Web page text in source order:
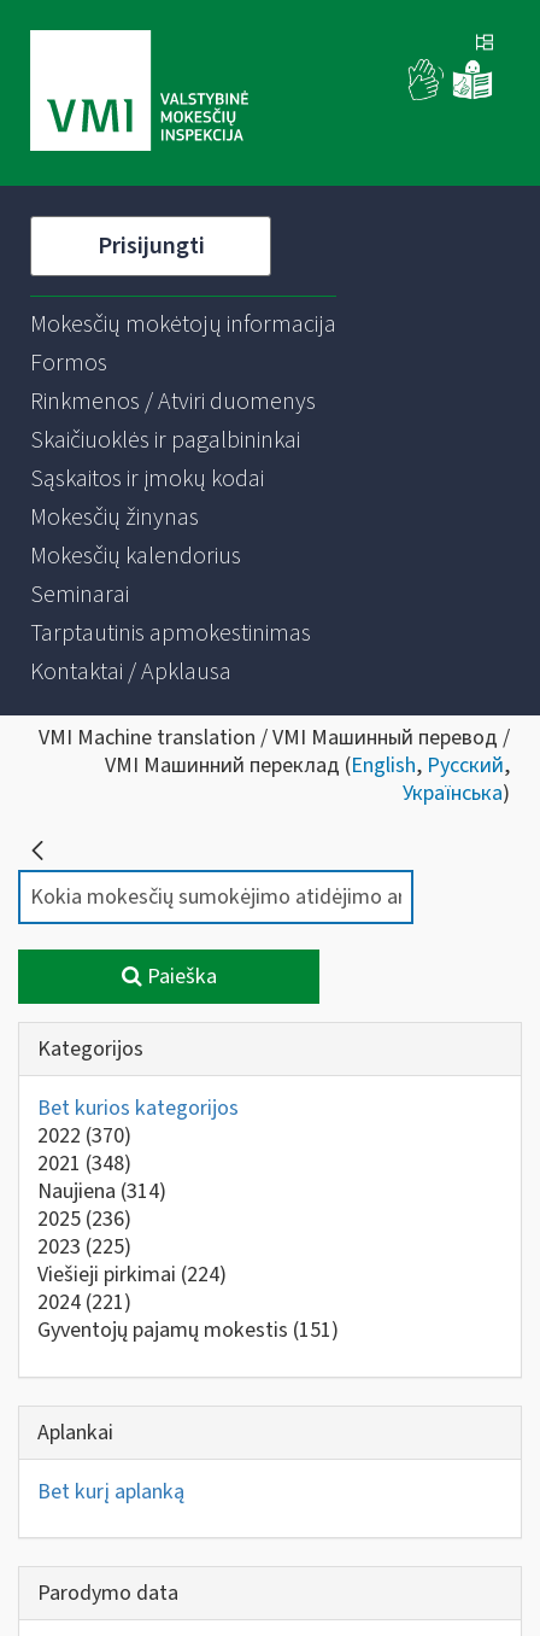
Prisijungti
Mokesčių mokėtojų informacija
Formos
Rinkmenos / Atviri duomenys
Skaičiuoklės ir pagalbininkai
Sąskaitos ir įmokų kodai
Mokesčių žinynas
Mokesčių kalendorius
Seminarai
Tarptautinis apmokestinimas
Kontaktai / Apklausa
VMI Machine translation / VMI Машинный перевод /
VMI Машинний переклад (English, Русский,
Українська)
Paieška
Kategorijos
Bet kurios kategorijos
2022 (370)
2021 (348)
Naujiena (314)
2025 (236)
2023 (225)
Viešieji pirkimai (224)
2024 (221)
Gyventojų pajamų mokestis (151)
Aplankai
Bet kurį aplanką
Parodymo data